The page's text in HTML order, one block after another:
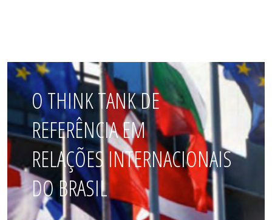
O THINK TANK DE
REFERÊNCIA EM
RELAÇÕES INTERNACIONAIS
DO BRASIL